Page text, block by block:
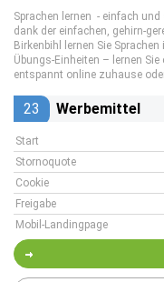
Sprachen lernen - einfach
dank der einfachen, gehirn-
Birkenbihl lernen Sie
Übungs-Einheiten – lernen Sie
entspannt online zuhause
23 Werbemittel
Start
Stornoquote
Cookie
Freigabe
Mobil-Landingpage